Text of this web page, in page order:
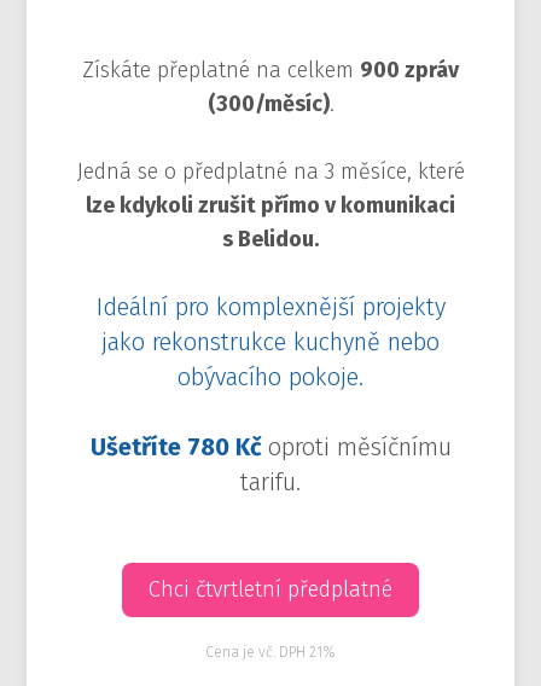
Získáte přeplatné na celkem 900 zpráv
(300/měsíc).
Jedná se o předplatné na 3 měsíce, které
lze kdykoli zrušit přímo v komunikaci
s Belidou.
Ideální pro komplexnější projekty
jako rekonstrukce kuchyně nebo
obývacího pokoje.
Ušetříte 780 Kč oproti měsíčnímu
tarifu.
Chci čtvrtletní předplatné
Cena je vč. DPH 21%